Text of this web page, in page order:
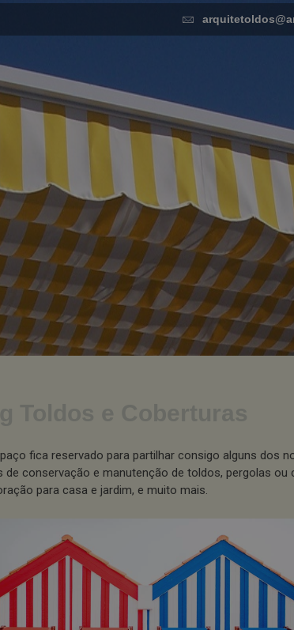
fica reservado para partilhar consigo alguns dos
de conservação e manutenção de toldos, pergolas ou
para casa e jardim, e muito mais.